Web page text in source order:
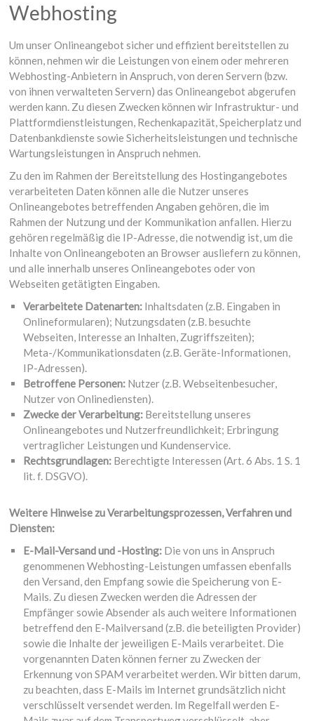
Webhosting
Um unser Onlineangebot sicher und effizient bereitstellen zu
können, nehmen wir die Leistungen von einem oder mehreren
Webhosting-Anbietern in Anspruch, von deren Servern (bzw.
von ihnen verwalteten Servern) das Onlineangebot abgerufen
werden kann. Zu diesen Zwecken können wir Infrastruktur- und
Plattformdienstleistungen, Rechenkapazität, Speicherplatz und
Datenbankdienste sowie Sicherheitsleistungen und technische
Wartungsleistungen in Anspruch nehmen.
Zu den im Rahmen der Bereitstellung des Hostingangebotes
verarbeiteten Daten können alle die Nutzer unseres
Onlineangebotes betreffenden Angaben gehören, die im
Rahmen der Nutzung und der Kommunikation anfallen. Hierzu
gehören regelmäßig die IP-Adresse, die notwendig ist, um die
Inhalte von Onlineangeboten an Browser ausliefern zu können,
und alle innerhalb unseres Onlineangebotes oder von
Webseiten getätigten Eingaben.
Verarbeitete Datenarten: Inhaltsdaten (z.B. Eingaben in
Onlineformularen); Nutzungsdaten (z.B. besuchte
Webseiten, Interesse an Inhalten, Zugriffszeiten);
Meta-/Kommunikationsdaten (z.B. Geräte-Informationen,
IP-Adressen).
Betroffene Personen: Nutzer (z.B. Webseitenbesucher,
Nutzer von Onlinediensten).
Zwecke der Verarbeitung: Bereitstellung unseres
Onlineangebotes und Nutzerfreundlichkeit; Erbringung
vertraglicher Leistungen und Kundenservice.
Rechtsgrundlagen: Berechtigte Interessen (Art. 6 Abs. 1 S. 1
lit. f. DSGVO).
Weitere Hinweise zu Verarbeitungsprozessen, Verfahren und
Diensten:
E-Mail-Versand und -Hosting: Die von uns in Anspruch
genommenen Webhosting-Leistungen umfassen ebenfalls
den Versand, den Empfang sowie die Speicherung von E-
Mails. Zu diesen Zwecken werden die Adressen der
Empfänger sowie Absender als auch weitere Informationen
betreffend den E-Mailversand (z.B. die beteiligten Provider)
sowie die Inhalte der jeweiligen E-Mails verarbeitet. Die
vorgenannten Daten können ferner zu Zwecken der
Erkennung von SPAM verarbeitet werden. Wir bitten darum,
zu beachten, dass E-Mails im Internet grundsätzlich nicht
verschlüsselt versendet werden. Im Regelfall werden E-